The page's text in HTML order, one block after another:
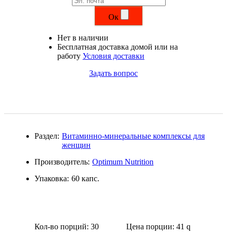
Здоровая печень
Лецитин
Сердце и Сосуды
Ок
Нет в наличии
Бесплатная доставка домой или на
работу Условия доставки
Задать вопрос
Раздел: Витаминно-минеральные комплексы для
женщин
Производитель: Optimum Nutrition
Упаковка: 60 капс.
Кол-во порций: 30 Цена порции: 41 q